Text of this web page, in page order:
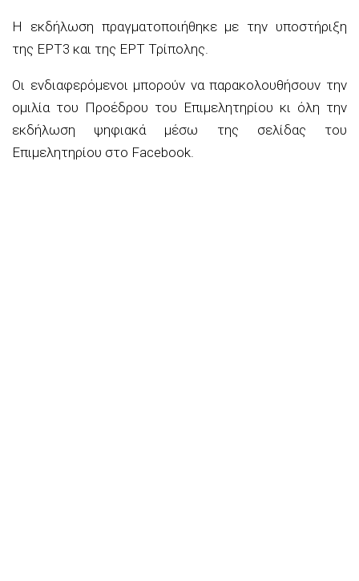
Η εκδήλωση πραγματοποιήθηκε με την υποστήριξη
της ΕΡΤ3 και της ΕΡΤ Τρίπολης.
Οι ενδιαφερόμενοι μπορούν να παρακολουθήσουν την
ομιλία του Προέδρου του Επιμελητηρίου κι όλη την
εκδήλωση ψηφιακά μέσω της σελίδας του
Επιμελητηρίου στο Facebook.